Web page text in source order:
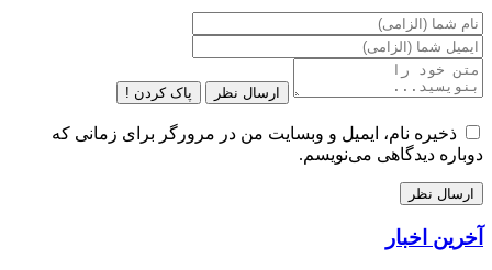
ارسال نظر پاک کردن !
ذخیره نام، ایمیل و وبسایت من در مرورگر برای زمانی که
دوباره دیدگاهی می‌نویسم.
آخرین اخبار